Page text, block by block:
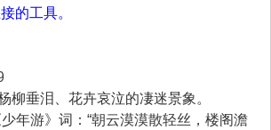
的工具。
柳垂泪、花卉哀泣的凄迷景象。
年游》词：“朝云漠漠散轻丝，楼阁澹